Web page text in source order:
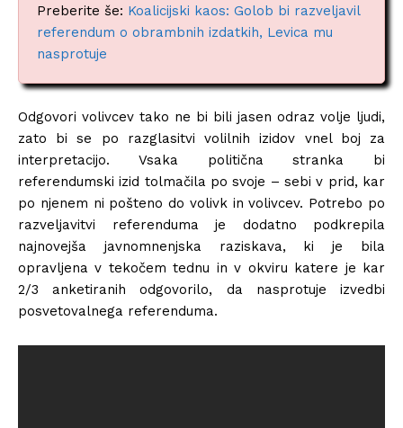
Preberite še: Koalicijski kaos: Golob bi razveljavil
referendum o obrambnih izdatkih, Levica mu
nasprotuje
Odgovori volivcev tako ne bi bili jasen odraz volje ljudi,
zato bi se po razglasitvi volilnih izidov vnel boj za
interpretacijo. Vsaka politična stranka bi
referendumski izid tolmačila po svoje – sebi v prid, kar
po njenem ni pošteno do volivk in volivcev. Potrebo po
razveljavitvi referenduma je dodatno podkrepila
najnovejša javnomnenjska raziskava, ki je bila
opravljena v tekočem tednu in v okviru katere je kar
2/3 anketiranih odgovorilo, da nasprotuje izvedbi
posvetovalnega referenduma.